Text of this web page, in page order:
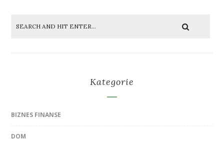
Kategorie
BIZNES FINANSE
DOM